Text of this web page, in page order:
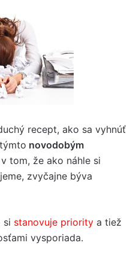
recept, ako sa vyhnúť
novodobým
tom, že ako náhle si
zvyčajne býva
si stanovuje priority a tiež
vysporiada.